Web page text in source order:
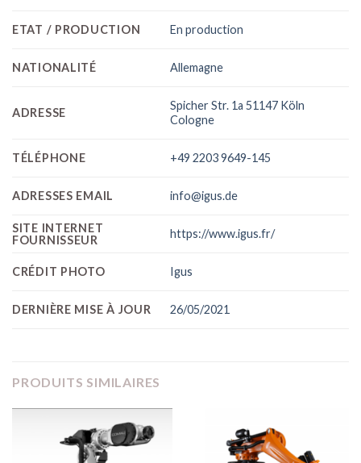
ETAT / PRODUCTION En production
NATIONALITÉ Allemagne
ADRESSE
Spicher Str. 1a 51147 Köln
Cologne
TÉLÉPHONE +49 2203 9649-145
ADRESSES EMAIL info@igus.de
SITE INTERNET
FOURNISSEUR
https://www.igus.fr/
CRÉDIT PHOTO Igus
DERNIÈRE MISE À JOUR 26/05/2021
PRODUITS SIMILAIRES